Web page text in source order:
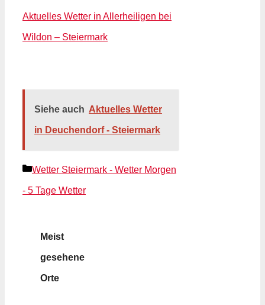
Aktuelles Wetter in Allerheiligen bei
Wildon – Steiermark
Siehe auch Aktuelles Wetter
in Deuchendorf - Steiermark
Kategorien
Wetter Steiermark - Wetter Morgen
- 5 Tage Wetter
Meist
gesehene
Orte